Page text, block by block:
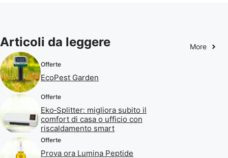
Articoli da leggere More
Offerte
EcoPest Garden
Offerte
Eko‑Splitter: migliora subito il
comfort di casa o ufficio con
riscaldamento smart
Offerte
Prova ora Lumina Peptide